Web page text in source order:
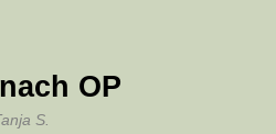
OP
S.